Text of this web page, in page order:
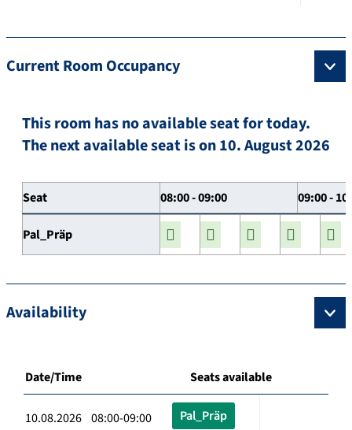
Current Room Occupancy
This room has no available seat for today.
The next available seat is on 10. August 2026
Seat 08:00 - 09:00 09:00 -
Pal_Präp
Availability
Date/Time Seats available
10.08.2026 08:00-09:00 Pal_Präp